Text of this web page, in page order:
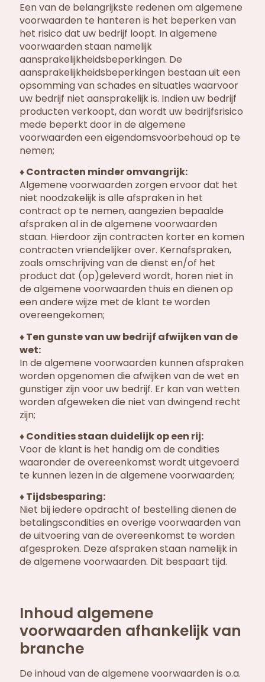
Een van de belangrijkste redenen om algemene
voorwaarden te hanteren is het beperken van
het risico dat uw bedrijf loopt. In algemene
voorwaarden staan namelijk
aansprakelijkheidsbeperkingen. De
aansprakelijkheidsbeperkingen bestaan uit een
opsomming van schades en situaties waarvoor
uw bedrijf niet aansprakelijk is. Indien uw bedrijf
producten verkoopt, dan wordt uw bedrijfsrisico
mede beperkt door in de algemene
voorwaarden een eigendomsvoorbehoud op te
nemen;
♦ Contracten minder omvangrijk:
Algemene voorwaarden zorgen ervoor dat het
niet noodzakelijk is alle afspraken in het
contract op te nemen, aangezien bepaalde
afspraken al in de algemene voorwaarden
staan. Hierdoor zijn contracten korter en komen
contracten vriendelijker over. Kernafspraken,
zoals omschrijving van de dienst en/of het
product dat (op)geleverd wordt, horen niet in
de algemene voorwaarden thuis en dienen op
een andere wijze met de klant te worden
overeengekomen;
♦ Ten gunste van uw bedrijf afwijken van de
wet:
In de algemene voorwaarden kunnen afspraken
worden opgenomen die afwijken van de wet en
gunstiger zijn voor uw bedrijf. Er kan van wetten
worden afgeweken die niet van dwingend recht
zijn;
♦ Condities staan duidelijk op een rij:
Voor de klant is het handig om de condities
waaronder de overeenkomst wordt uitgevoerd
te kunnen lezen in de algemene voorwaarden;
♦ Tijdsbesparing:
Niet bij iedere opdracht of bestelling dienen de
betalingscondities en overige voorwaarden van
de uitvoering van de overeenkomst te worden
afgesproken. Deze afspraken staan namelijk in
de algemene voorwaarden. Dit bespaart tijd.
Inhoud algemene
voorwaarden afhankelijk van
branche
De inhoud van de algemene voorwaarden is o.a.